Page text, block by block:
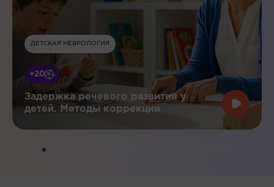
ДЕТСКАЯ НЕВРОЛОГИЯ
+20
Задержка речевого развития у
детей. Методы коррекции